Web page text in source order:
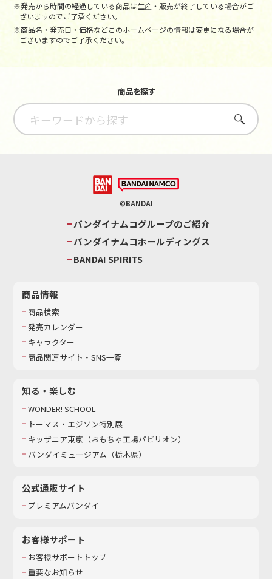
※発売から時間の経過している商品は生産・販売が終了している場合がご
ざいますのでご了承ください。
※商品名・発売日・価格などこのホームページの情報は変更になる場合が
ございますのでご了承ください。
商品を探す
さがす
©BANDAI
バンダイナムコグループのご紹介
バンダイナムコホールディングス
BANDAI SPIRITS
商品情報
商品検索
発売カレンダー
キャラクター
商品関連サイト・SNS一覧
知る・楽しむ
WONDER! SCHOOL
トーマス・エジソン特別展
キッザニア東京（おもちゃ工場パビリオン）​
バンダイミュージアム（栃木県）
公式通販サイト
プレミアムバンダイ
お客様サポート
お客様サポートトップ
重要なお知らせ